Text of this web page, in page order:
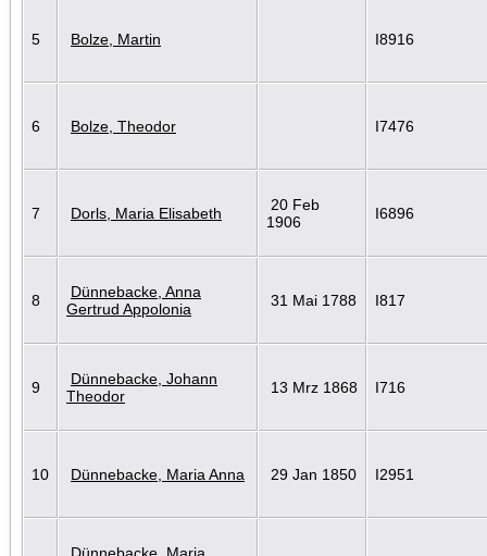
5 Bolze, Martin I8916
6 Bolze, Theodor I7476
7 Dorls, Maria Elisabeth
20 Feb
1906
I6896
8
Dünnebacke, Anna
Gertrud Appolonia
31 Mai 1788 I817
9
Dünnebacke, Johann
Theodor
13 Mrz 1868 I716
10 Dünnebacke, Maria Anna 29 Jan 1850 I2951